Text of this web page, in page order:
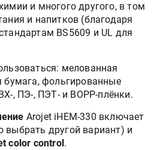
и многого другого, в том
и напитков (благодаря
BS5609 и UL для
мелованная
бумага, фольгированные
, ПЭ-, ПЭТ- и ВОРР-плёнки.
Arojet iHEM-330 включает
выбрать другой вариант) и
color control .